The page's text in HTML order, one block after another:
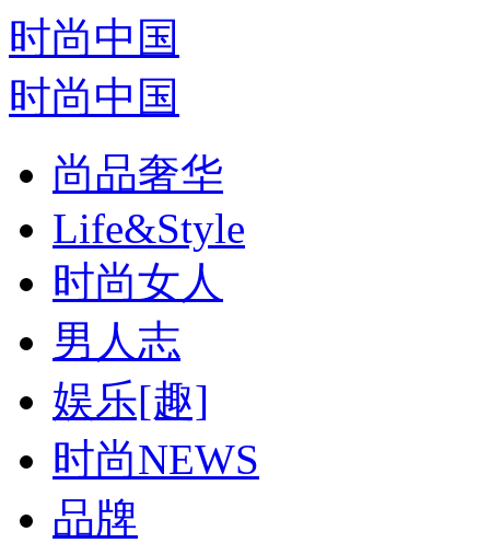
时尚中国
时尚中国
尚品奢华
Life&Style
时尚女人
男人志
娱乐[趣]
时尚NEWS
品牌